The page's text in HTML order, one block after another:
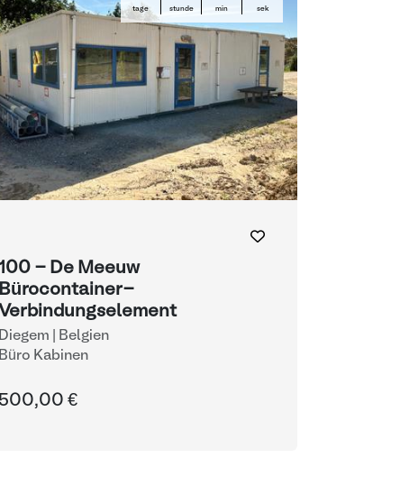
tage stunde min sek
- De Meeuw
Bürocontainer-
Verbindungselement
Diegem | Belgien
Büro Kabinen
500,00 €